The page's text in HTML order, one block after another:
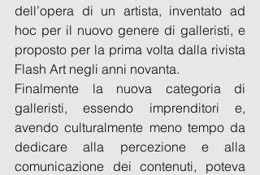
dell’opera di un artista, inventato ad
hoc per il nuovo genere di galleristi, e
proposto per la prima volta dalla rivista
Flash Art negli anni novanta.
Finalmente la nuova categoria di
galleristi, essendo imprenditori e,
avendo culturalmente meno tempo da
dedicare alla percezione e alla
comunicazione dei contenuti, poteva